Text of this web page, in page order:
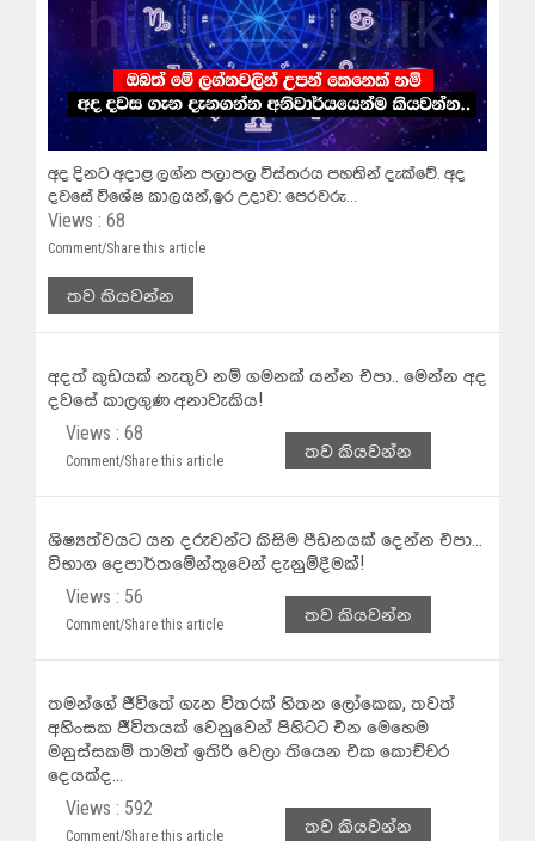
අද දිනට අදාළ ලග්න පලාපල විස්තරය පහතින් දැක්වේ. අද
දවසේ විශේෂ කාලයන්,ඉර උදාව: පෙරවරු...
Views : 68
Comment/Share this article
තව කියවන්න
අදත් කුඩයක් නැතුව නම් ගමනක් යන්න එපා.. මෙන්න අද
දවසේ කාලගුණ අනාවැකිය!
Views : 68
Comment/Share this article තව කියවන්න
ශිෂ්‍යත්වයට යන දරුවන්ට කිසිම පීඩනයක් දෙන්න එපා...
විභාග දෙපාර්තමේන්තුවෙන් දැනුම්දීමක්!
Views : 56
Comment/Share this article තව කියවන්න
තමන්ගේ ජීවිතේ ගැන විතරක් හිතන ලෝකෙක, තවත්
අහිංසක ජීවිතයක් වෙනුවෙන් පිහිටට එන මෙහෙම
මනුස්සකම් තාමත් ඉතිරි වෙලා තියෙන එක කොච්චර
දෙයක්ද...
Views : 592
Comment/Share this article තව කියවන්න